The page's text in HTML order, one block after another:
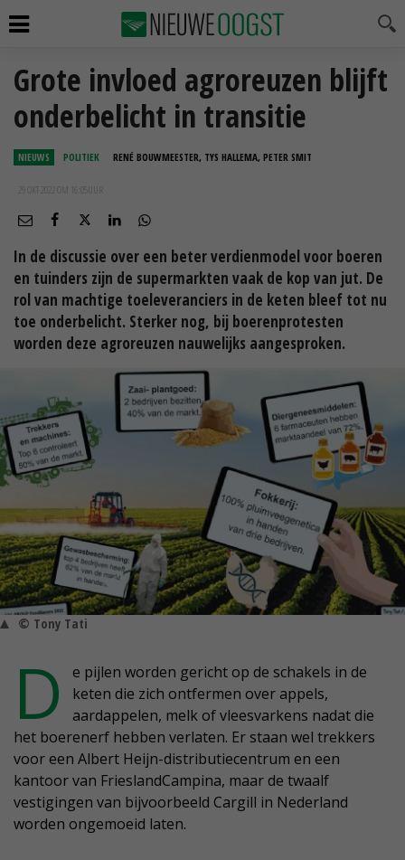
Grote invloed agroreuzen blijft
onderbelicht in transitie
NIEUWS POLITIEK RENÉ BOUWMEESTER, TYS HALLEMA, PETER SMIT
29 OKT 2022 OM 16:05
In de discussie over een beter verdienmodel voor boeren
en tuinders zijn de supermarkten vaak de kop van jut. De
rol van machtige toeleveranciers in de keten bleef tot nu
toe onderbelicht. Sterker nog, bij boerenprotesten
worden deze agroreuzen nauwelijks aangesproken.
© Tony Tati
D
e pijlen worden gericht op de schakels in de
keten die zich ontfermen over appels,
aardappelen, melk of vleesvarkens nadat die
het boerenerf hebben verlaten. Er staan wel trekkers
voor een Albert Heijn-distributiecentrum en een
kantoor van FrieslandCampina, maar de twaalf
vestigingen van bijvoorbeeld Cargill in Nederland
worden ongemoeid laten.